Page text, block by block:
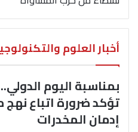
أخبار العلوم
بمناسبة اليوم
تؤكد ضرورة اتباع
إدمان المخدرات